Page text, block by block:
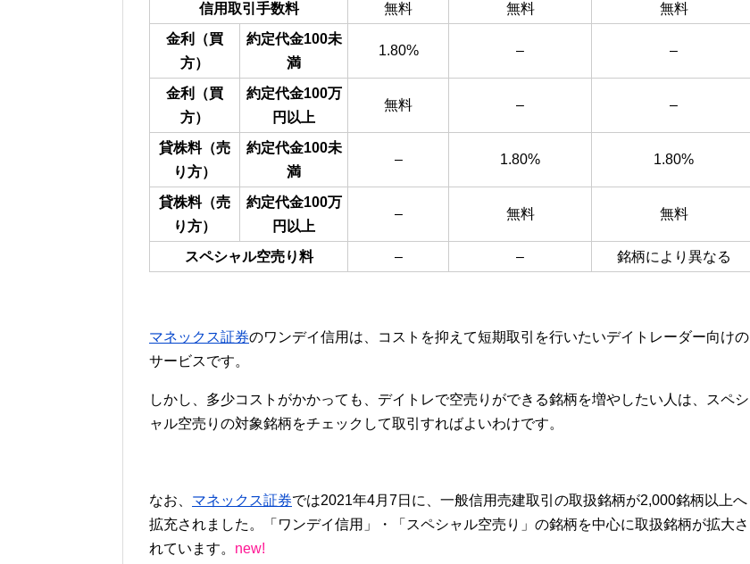
信用取引手数料
無料 無料
無料
金利（買
方）
約定代金100未
満
1.80% – –
金利（買
方）
約定代金100万
円以上
無料 – –
貸株料（売
り方）
約定代金100未
満
– 1.80% 1.80%
貸株料（売
り方）
約定代金100万
円以上
– 無料 無料
スペシャル空売り料 – – 銘柄により異なる
マネックス証券のワンデイ信用は、コストを抑えて短期取引を行いたいデイトレーダー向けの
サービスです。
しかし、多少コストがかかっても、デイトレで空売りができる銘柄を増やしたい人は、スペシ
ャル空売りの対象銘柄をチェックして取引すればよいわけです。
なお、 マネックス証券では2021年4月7日に、一般信用売建取引の取扱銘柄が2,000銘柄以上へ
拡充されました。「ワンデイ信用」・「スペシャル空売り」の銘柄を中心に取扱銘柄が拡大さ
れています。 new!